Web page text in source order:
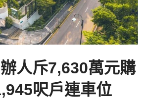
人斥7,630萬元購
呎戶連車位